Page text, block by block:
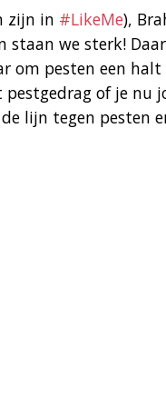
zijn in #LikeMe),
staan we sterk!
om pesten een
of je nu
lijn tegen pesten